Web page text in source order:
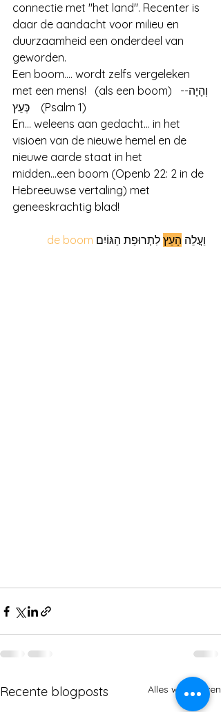
connectie met "het land". Recenter is
daar de aandacht voor milieu en
duurzaamheid een onderdeel van
geworden.
Een boom.... wordt zelfs vergeleken
met een mens!   (als een boom) וְהָיָה--
  כְּעֵץ  (Psalm 1)
En... weleens aan gedacht... in het
visioen van de nieuwe hemel en de
nieuwe aarde staat in het
midden...een boom (Openb 22: 2 in de
Hebreeuwse vertaling) met
geneeskrachtig blad!
הָעֵץ לִתְרוּפַת הַגּוֹיִם de boom
Recente blogposts Alles weergeven